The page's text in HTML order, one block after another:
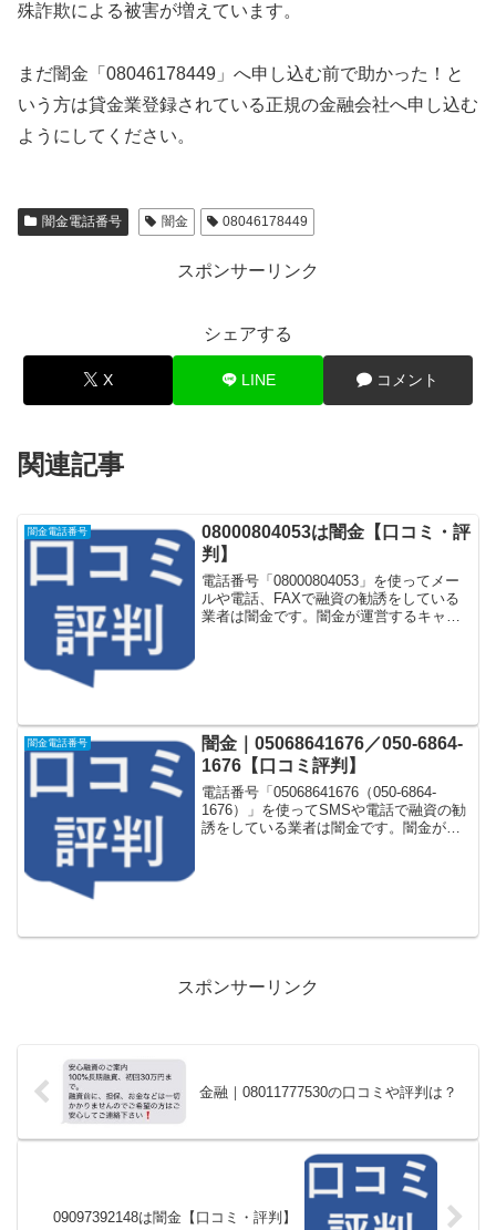
殊詐欺による被害が増えています。
まだ闇金「08046178449」へ申し込む前で助かった！と
いう方は貸金業登録されている正規の金融会社へ申し込む
ようにしてください。
闇金電話番号 闇金 08046178449
スポンサーリンク
シェアする
X LINE コメント
関連記事
闇金電話番号
08000804053は闇金【口コミ・評
判】
電話番号「08000804053」を使ってメー
ルや電話、FAXで融資の勧誘をしている
業者は闇金です。闇金が運営するキャッ
闇金電話番号
闇金｜05068641676／050-6864-
1676【口コミ評判】
電話番号「05068641676（050-6864-
1676）」を使ってSMSや電話で融資の勧
誘をしている業者は闇金です。闇金が運
スポンサーリンク
金融｜08011777530の口コミや評判は？
09097392148は闇金【口コミ・評判】